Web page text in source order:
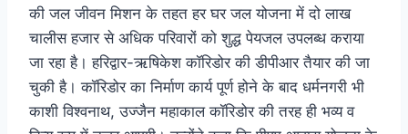
की जल जीवन मिशन के तहत हर घर जल योजना में दो लाख
चालीस हजार से अधिक परिवारों को शुद्ध पेयजल उपलब्ध कराया
जा रहा है। हरिद्वार-ऋषिकेश कॉरिडोर की डीपीआर तैयार की जा
चुकी है। कॉरिडोर का निर्माण कार्य पूर्ण होने के बाद धर्मनगरी भी
काशी विश्वनाथ, उज्जैन महाकाल कॉरिडोर की तरह ही भव्य व